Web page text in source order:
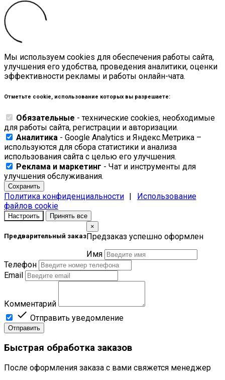
Мы используем cookies для обеспечения работы сайта,
улучшения его удобства, проведения аналитики, оценки
эффективности рекламы и работы онлайн-чата.
Отметьте cookie, использование которых вы разрешаете:
Обязательные - технические cookies, необходимые
для работы сайта, регистрации и авторизации.
Аналитика - Google Analytics и Яндекс.Метрика –
используются для сбора статистики и анализа
использования сайта с целью его улучшения.
Реклама и маркетинг - Чат и инструменты для
улучшения обслуживания.
Сохранить
Политика конфиденциальности |
Использование
файлов cookie
Настроить Принять все
Предварительный заказ
×
Предзаказ успешно оформлен
Имя
Телефон
Email
Комментарий
 Отправить уведомление
Отправить
Быстрая обработка заказов
После оформления заказа с вами свяжется менеджер